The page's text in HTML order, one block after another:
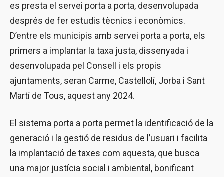
es presta el servei porta a porta, desenvolupada
després de fer estudis tècnics i econòmics.
D’entre els municipis amb servei porta a porta, els
primers a implantar la taxa justa, dissenyada i
desenvolupada pel Consell i els propis
ajuntaments, seran Carme, Castellolí, Jorba i Sant
Martí de Tous, aquest any 2024.
El sistema porta a porta permet la identificació de la
generació i la gestió de residus de l’usuari i facilita
la implantació de taxes com aquesta, que busca
una major justícia social i ambiental, bonificant